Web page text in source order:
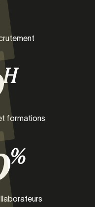
H
formations
%